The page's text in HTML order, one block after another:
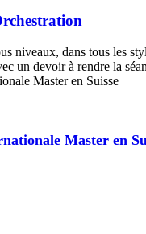
niveaux, dans tous les
un devoir à rendre la
Master en